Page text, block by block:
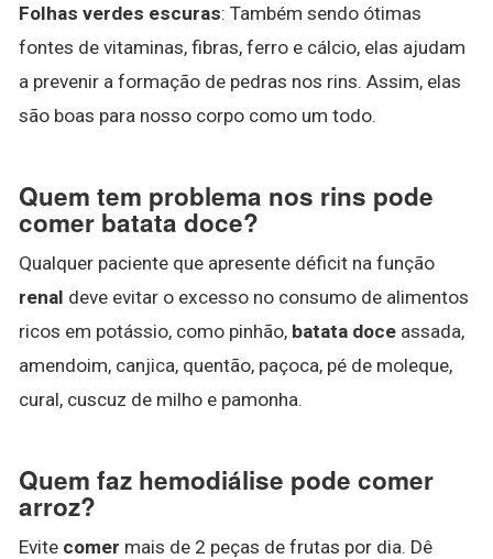
Folhas verdes escuras: Também sendo ótimas
fontes de vitaminas, fibras, ferro e cálcio, elas ajudam
a prevenir a formação de pedras nos rins. Assim, elas
são boas para nosso corpo como um todo.
Quem tem problema nos rins pode
comer batata doce?
Qualquer paciente que apresente déficit na função
renal deve evitar o excesso no consumo de alimentos
ricos em potássio, como pinhão, batata doce assada,
amendoim, canjica, quentão, paçoca, pé de moleque,
cural, cuscuz de milho e pamonha.
Quem faz hemodiálise pode comer
arroz?
Evite comer mais de 2 peças de frutas por dia. Dê